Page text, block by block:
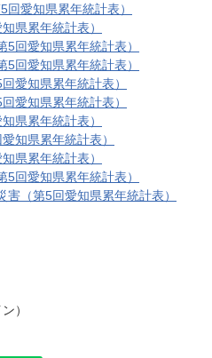
愛知県累年統計表）
県累年統計表）
回愛知県累年統計表）
回愛知県累年統計表）
愛知県累年統計表）
愛知県累年統計表）
県累年統計表）
知県累年統計表）
県累年統計表）
回愛知県累年統計表）
（第5回愛知県累年統計表）
）